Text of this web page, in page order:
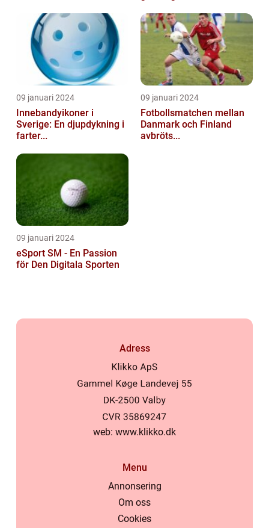
09 januari 2024
Innebandyikoner i
Sverige: En djupdykning i
farter...
09 januari 2024
Fotbollsmatchen mellan
Danmark och Finland
avbröts...
09 januari 2024
eSport SM - En Passion
för Den Digitala Sporten
Adress
web: www.klikko.dk
Menu
Annonsering
Om oss
Cookies